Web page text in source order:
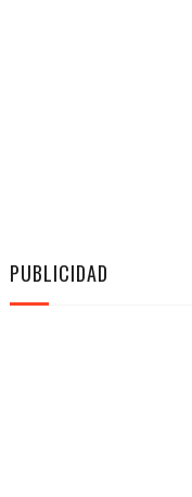
PUBLICIDAD